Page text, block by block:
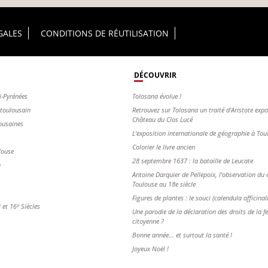
CONDITIONS DE RÉUTILISATION
16ᵉ Siècles
DÉCOUVRIR
Tolosana évolue !
Retrouvez sur Tolosana un traité d'Aristote
Château du Clos Lucé
L'exposition internationale de géographie à
Colorier le livre ancien
28 septembre 1637 : la bataille de Leucate
Antoine Darquier de Pellepoix, l’observation du
Toulouse au 18e siècle
Figures de plantes : le souci (calendula
Une parodie de la déclaration des droits de la
citoyenne ?
Bonne année... et surtout la santé !
Joyeux Noël !